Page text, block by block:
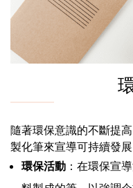
隨著環保意識的不斷提
製化筆來宣導可持續發展
環保活動 ：在環保宣